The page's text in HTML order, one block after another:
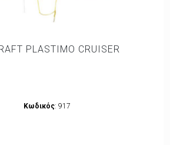
PLASTIMO CRUISER
Κωδικός: 917